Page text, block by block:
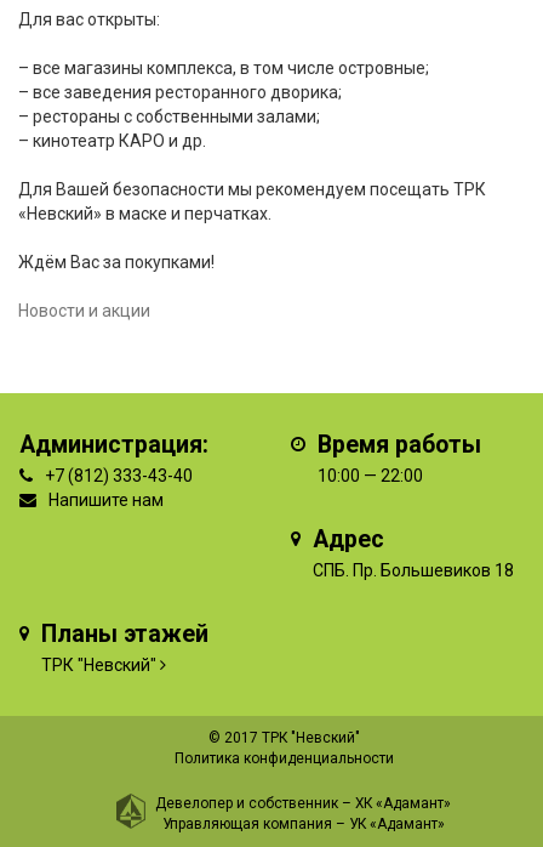
Для вас открыты:
– все магазины комплекса, в том числе островные;
– все заведения ресторанного дворика;
– рестораны с собственными залами;
– кинотеатр КАРО и др.
Для Вашей безопасности мы рекомендуем посещать ТРК
«Невский» в маске и перчатках.
Ждём Вас за покупками!
Новости и акции
Администрация:
+7 (812) 333-43-40
Напишите нам
Время работы
10:00 — 22:00
Адрес
СПБ. Пр. Большевиков 18
Планы этажей
ТРК "Невский"
© 2017 ТРК "Невский"
Политика конфиденциальности
Девелопер и собственник – ХК «Адамант»
Управляющая компания – УК «Адамант»